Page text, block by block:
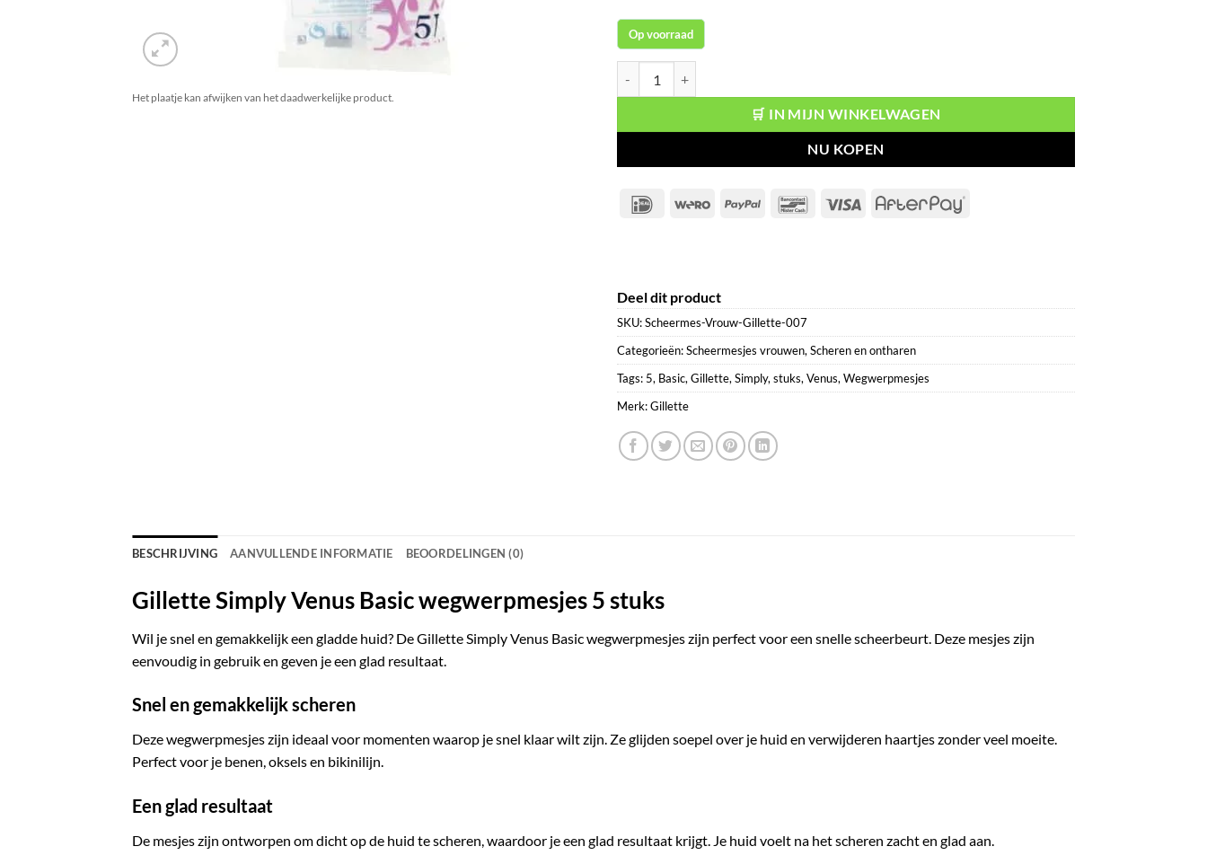
Het plaatje kan afwijken van het daadwerkelijke product.
Op voorraad
🛒 IN MIJN WINKELWAGEN
NU KOPEN
IDeal Wero PayPal Bancontact
Visa AfterPay
Deel dit product
SKU:Scheermes-Vrouw-Gillette-007
Categorieën:Scheermesjes vrouwen, Scheren en ontharen
Tags: 5, Basic, Gillette, Simply, stuks, Venus, Wegwerpmesjes
Merk:Gillette
BESCHRIJVING AANVULLENDE INFORMATIE BEOORDELINGEN (0)
Gillette Simply Venus Basic wegwerpmesjes 5 stuks
Wil je snel en gemakkelijk een gladde huid? De Gillette Simply Venus Basic wegwerpmesjes zijn perfect voor een snelle scheerbeurt. Deze mesjes zijn
eenvoudig in gebruik en geven je een glad resultaat.
Snel en gemakkelijk scheren
Deze wegwerpmesjes zijn ideaal voor momenten waarop je snel klaar wilt zijn. Ze glijden soepel over je huid en verwijderen haartjes zonder veel moeite.
Perfect voor je benen, oksels en bikinilijn.
Een glad resultaat
De mesjes zijn ontworpen om dicht op de huid te scheren, waardoor je een glad resultaat krijgt. Je huid voelt na het scheren zacht en glad aan.